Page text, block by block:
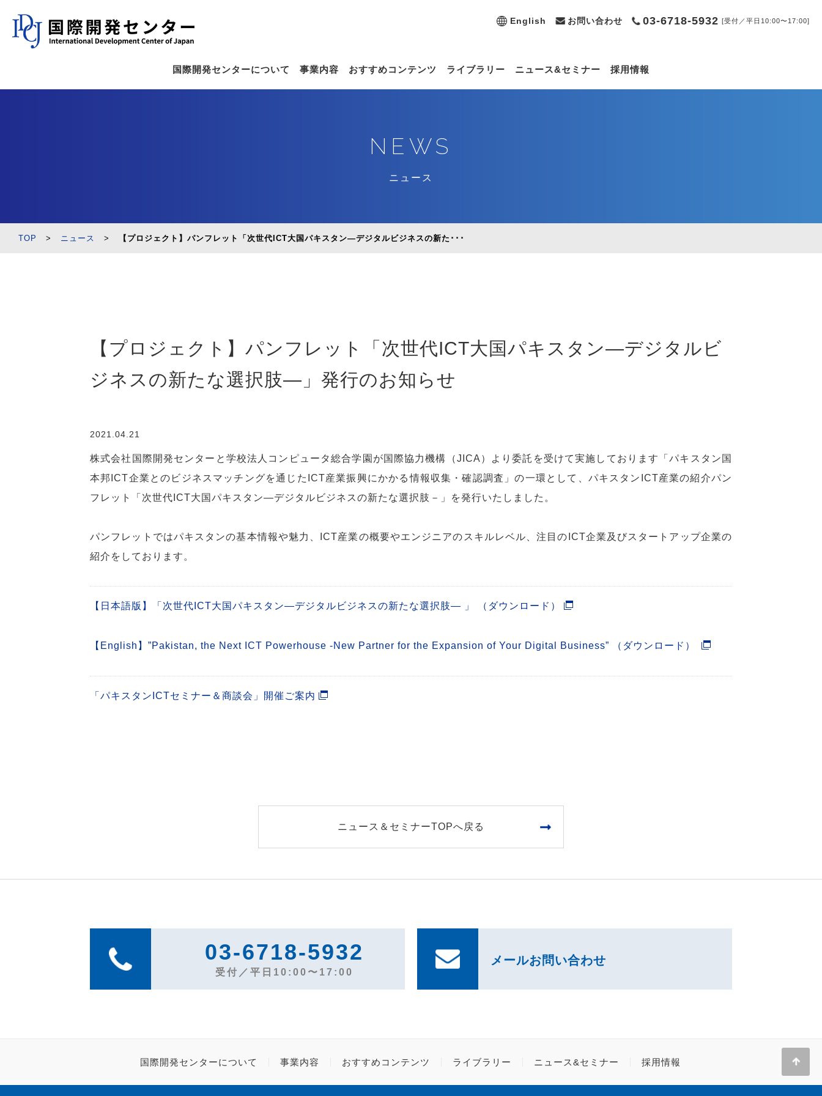
English お問い合わせ 03-6718-5932 [受付／平日10:00〜17:00]
国際開発センターについて 事業内容 おすすめコンテンツ ライブラリー ニュース&セミナー 採用情報
NEWS
ニュース
TOP > ニュース > 【プロジェクト】パンフレット「次世代ICT大国パキスタン―デジタルビジネスの新た･･･
【プロジェクト】パンフレット「次世代ICT大国パキスタン―デジタルビ
ジネスの新たな選択肢―」発行のお知らせ
2021.04.21
株式会社国際開発センターと学校法人コンピュータ総合学園が国際協力機構（JICA）より委託を受けて実施しております「パキスタン国
本邦ICT企業とのビジネスマッチングを通じたICT産業振興にかかる情報収集・確認調査」の一環として、パキスタンICT産業の紹介パン
フレット「次世代ICT大国パキスタン―デジタルビジネスの新たな選択肢－」を発行いたしました。
パンフレットではパキスタンの基本情報や魅力、ICT産業の概要やエンジニアのスキルレベル、注目のICT企業及びスタートアップ企業の
紹介をしております。
【日本語版】「次世代ICT大国パキスタン―デジタルビジネスの新たな選択肢― 」 （ダウンロード）
【English】”Pakistan, the Next ICT Powerhouse -New Partner for the Expansion of Your Digital Business” （ダウンロード）
「パキスタンICTセミナー＆商談会」開催ご案内
ニュース＆セミナーTOPへ戻る
03-6718-5932
受付／平日10:00〜17:00
メールお問い合わせ
国際開発センターについて 事業内容 おすすめコンテンツ ライブラリー ニュース&セミナー 採用情報